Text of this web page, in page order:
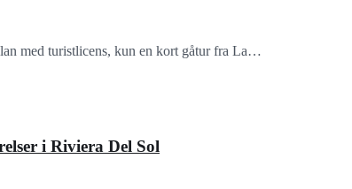
med turistlicens, kun en kort gåtur fra La…
i Riviera Del Sol